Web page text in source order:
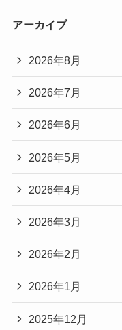
アーカイブ
2026年8月
2026年7月
2026年6月
2026年5月
2026年4月
2026年3月
2026年2月
2026年1月
2025年12月